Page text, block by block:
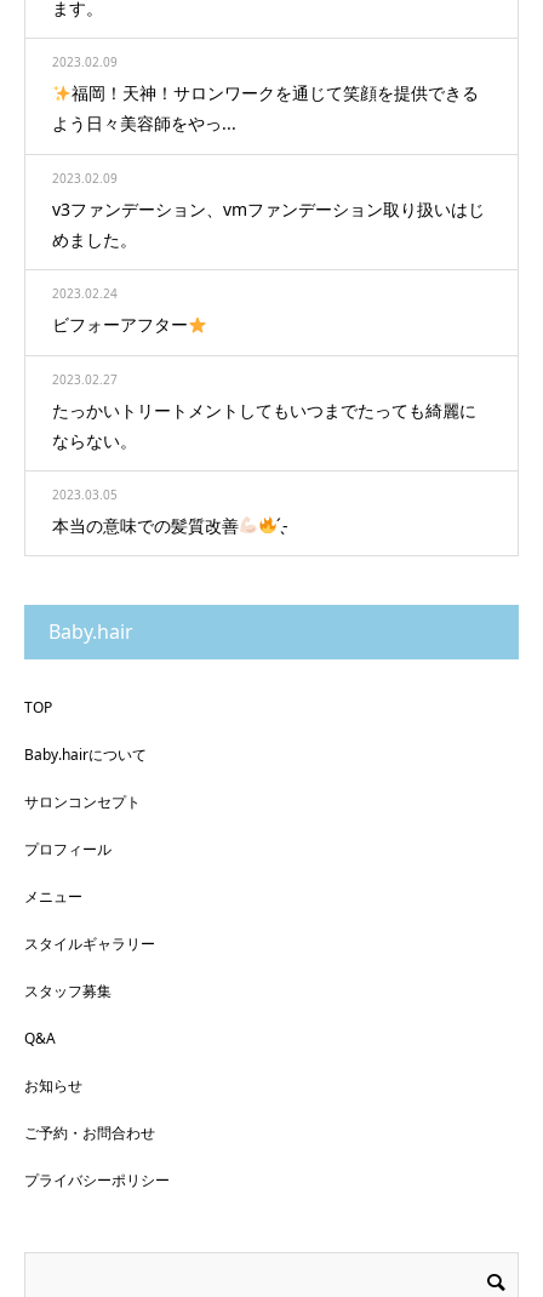
ます。
2023.02.09
福岡！天神！サロンワークを通じて笑顔を提供できる
よう日々美容師をやっ...
2023.02.09
v3ファンデーション、vmファンデーション取り扱いはじ
めました。
2023.02.24
ビフォーアフター
2023.02.27
たっかいトリートメントしてもいつまでたっても綺麗に
ならない。
2023.03.05
本当の意味での髪質改善 ̖́-
Baby.hair
TOP
Baby.hairについて
サロンコンセプト
プロフィール
メニュー
スタイルギャラリー
スタッフ募集
Q&A
お知らせ
ご予約・お問合わせ
プライバシーポリシー